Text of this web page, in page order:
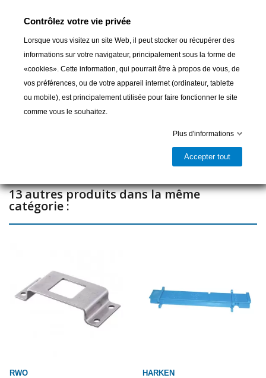
Gradué de 0 à 10.
Ajouter au panier
Livrable et disponible en magasin
13 autres produits dans la même
catégorie :
RWO HARKEN
Contrôlez votre vie privée
Lorsque vous visitez un site Web, il peut stocker ou récupérer des
informations sur votre navigateur, principalement sous la forme de
«cookies». Cette information, qui pourrait être à propos de vous, de
vos préférences, ou de votre appareil internet (ordinateur, tablette
ou mobile), est principalement utilisée pour faire fonctionner le site
comme vous le souhaitez.
Plus d'informations
Accepter tout